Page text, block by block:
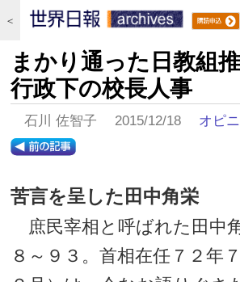
＜
まかり通った日教組
行政下の校長人事
石川 佐智子 2015/12/18 オピ
苦言を呈した田中角栄
庶民宰相と呼ばれた田中
８～９３。首相在任７２年